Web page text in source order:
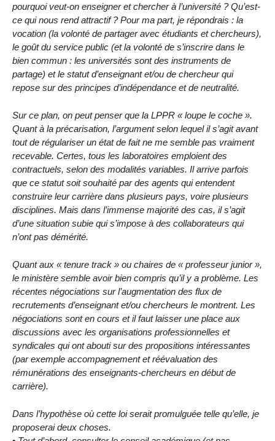
pourquoi veut-on enseigner et chercher à l’université ? Qu’est-
ce qui nous rend attractif ? Pour ma part, je répondrais : la
vocation (la volonté de partager avec étudiants et chercheurs),
le goût du service public (et la volonté de s’inscrire dans le
bien commun : les universités sont des instruments de
partage) et le statut d’enseignant et/ou de chercheur qui
repose sur des principes d’indépendance et de neutralité.
Sur ce plan, on peut penser que la LPPR « loupe le coche ».
Quant à la précarisation, l’argument selon lequel il s’agit avant
tout de régulariser un état de fait ne me semble pas vraiment
recevable. Certes, tous les laboratoires emploient des
contractuels, selon des modalités variables. Il arrive parfois
que ce statut soit souhaité par des agents qui entendent
construire leur carrière dans plusieurs pays, voire plusieurs
disciplines. Mais dans l’immense majorité des cas, il s’agit
d’une situation subie qui s’impose à des collaborateurs qui
n’ont pas démérité.
Quant aux « tenure track » ou chaires de « professeur junior »,
le ministère semble avoir bien compris qu’il y a problème. Les
récentes négociations sur l’augmentation des flux de
recrutements d’enseignant et/ou chercheurs le montrent. Les
négociations sont en cours et il faut laisser une place aux
discussions avec les organisations professionnelles et
syndicales qui ont abouti sur des propositions intéressantes
(par exemple accompagnement et réévaluation des
rémunérations des enseignants-chercheurs en début de
carrière).
Dans l’hypothèse où cette loi serait promulguée telle qu’elle, je
proposerai deux choses.